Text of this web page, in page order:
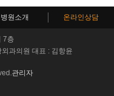
병원소개 온라인상담
7층
과의원 대표 : 김항윤
관리자